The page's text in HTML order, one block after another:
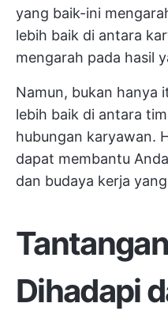
yang baik-ini
lebih baik di antara
mengarah pada hasil
Namun, bukan hanya
lebih baik di antara
hubungan karyawan.
dapat membantu
dan budaya kerja
Dihadapi